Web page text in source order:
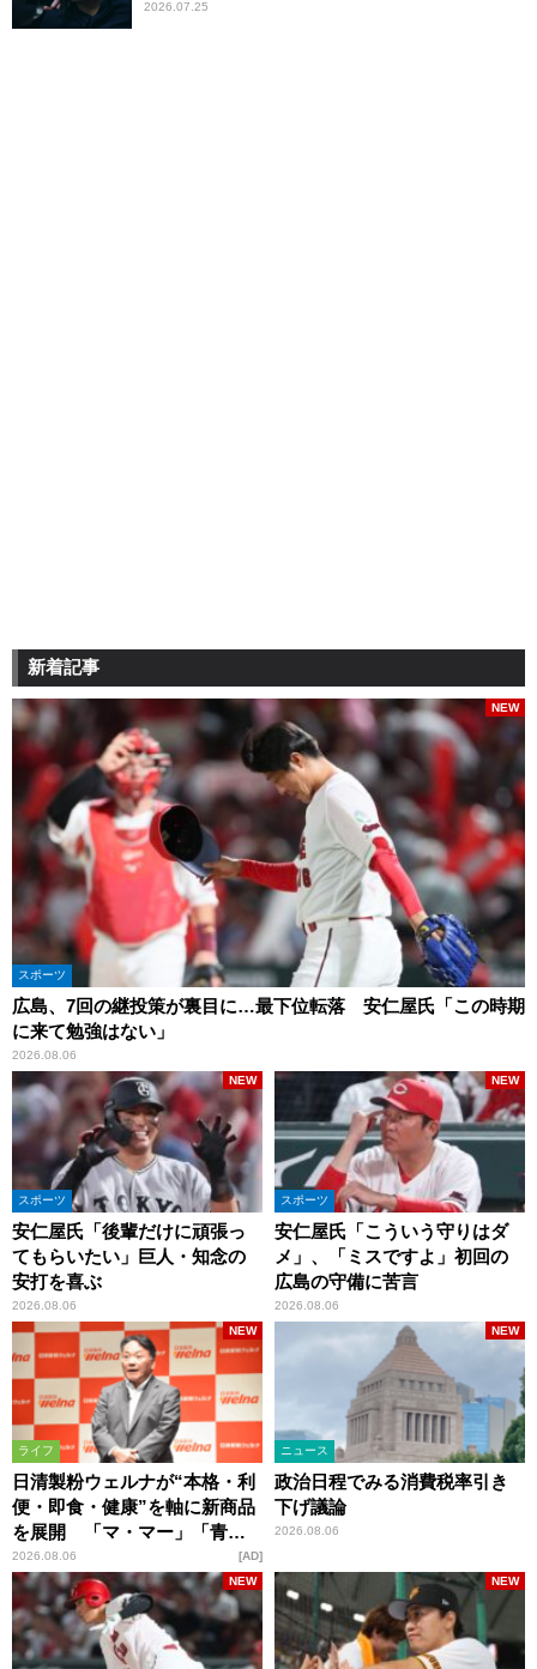
2026.07.25
新着記事
スポーツ
広島、7回の継投策が裏目に…最下位転落 安仁屋氏「この時期
に来て勉強はない」
2026.08.06
NEW
スポーツ
安仁屋氏「後輩だけに頑張っ
てもらいたい」巨人・知念の
安打を喜ぶ
2026.08.06
NEW
スポーツ
安仁屋氏「こういう守りはダ
メ」、「ミスですよ」初回の
広島の守備に苦言
2026.08.06
NEW
ライフ
日清製粉ウェルナが“本格・利
便・即食・健康”を軸に新商品
を展開 「マ・マー」「青の
洞窟」ブランドを強化
2026.08.06
NEW
AD
ニュース
政治日程でみる消費税率引き
下げ議論
2026.08.06
NEW
NEW NEW